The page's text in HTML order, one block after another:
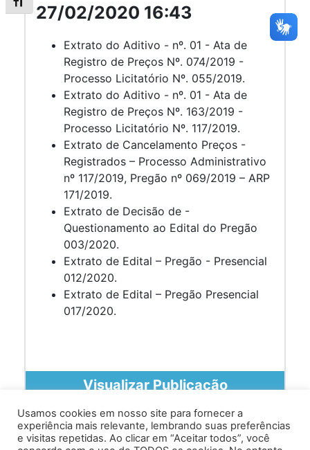
Alternar tamanho da fonte
27/02/2020 16:43
Extrato do Aditivo - nº. 01 - Ata de
Registro de Preços Nº. 074/2019 -
Processo Licitatório Nº. 055/2019.
Extrato do Aditivo - nº. 01 - Ata de
Registro de Preços Nº. 163/2019 -
Processo Licitatório Nº. 117/2019.
Extrato de Cancelamento Preços -
Registrados – Processo Administrativo
nº 117/2019, Pregão nº 069/2019 – ARP
171/2019.
Extrato de Decisão de -
Questionamento ao Edital do Pregão
003/2020.
Extrato de Edital – Pregão - Presencial
012/2020.
Extrato de Edital – Pregão Presencial
017/2020.
Visualizar Publicação
Usamos cookies em nosso site para fornecer a
experiência mais relevante, lembrando suas preferências
e visitas repetidas. Ao clicar em “Aceitar todos”, você